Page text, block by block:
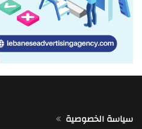
سياسة الخصوصية